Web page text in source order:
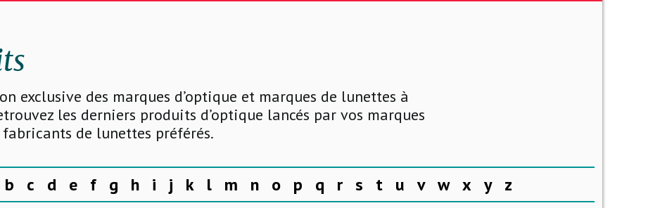
exclusive des marques d’optique et marques de lunettes à
les derniers produits d’optique lancés par vos marques
fabricants de lunettes préférés.
b c d e f g h i j k l m n o p q r s t u v w x y z